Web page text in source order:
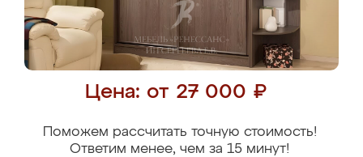
Цена: от 27 000 ₽
Поможем рассчитать точную стоимость!
Ответим менее, чем за 15 минут!